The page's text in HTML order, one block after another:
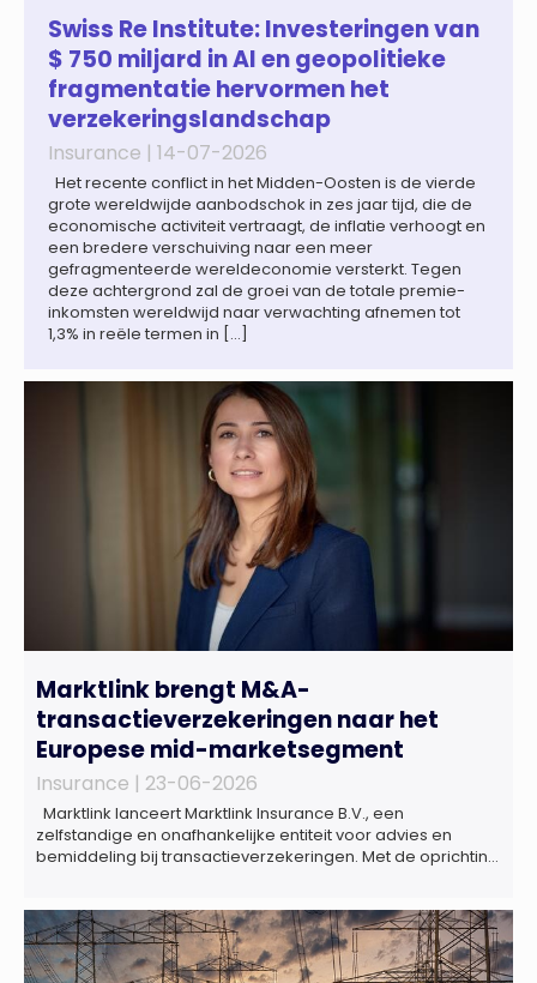
zich steeds vaker tot een zelfstandige bedrijfsfunctie: bij
43% van […]
Swiss Re Institute: Investeringen van
$ 750 miljard in AI en geopolitieke
fragmentatie hervormen het
verzekeringslandschap
Insurance | 14-07-2026
Het recente conflict in het Midden-Oosten is de vierde
grote wereldwijde aanbodschok in zes jaar tijd, die de
economische activiteit vertraagt, de inflatie verhoogt en
een bredere verschuiving naar een meer
gefragmenteerde wereldeconomie versterkt. Tegen
deze achtergrond zal de groei van de totale premie-
inkomsten wereldwijd naar verwachting afnemen tot
1,3% in reële termen in […]
Marktlink brengt M&A-
transactieverzekeringen naar het
Europese mid-marketsegment
Insurance | 23-06-2026
Marktlink lanceert Marktlink Insurance B.V., een
zelfstandige en onafhankelijke entiteit voor advies en
bemiddeling bij transactieverzekeringen. Met de oprichting
overnames verder uit. Naast M&A-advies kunnen
ondernemers, investeerders en dealteams vanaf nu ook
terecht voor ondersteuning op het gebied […]